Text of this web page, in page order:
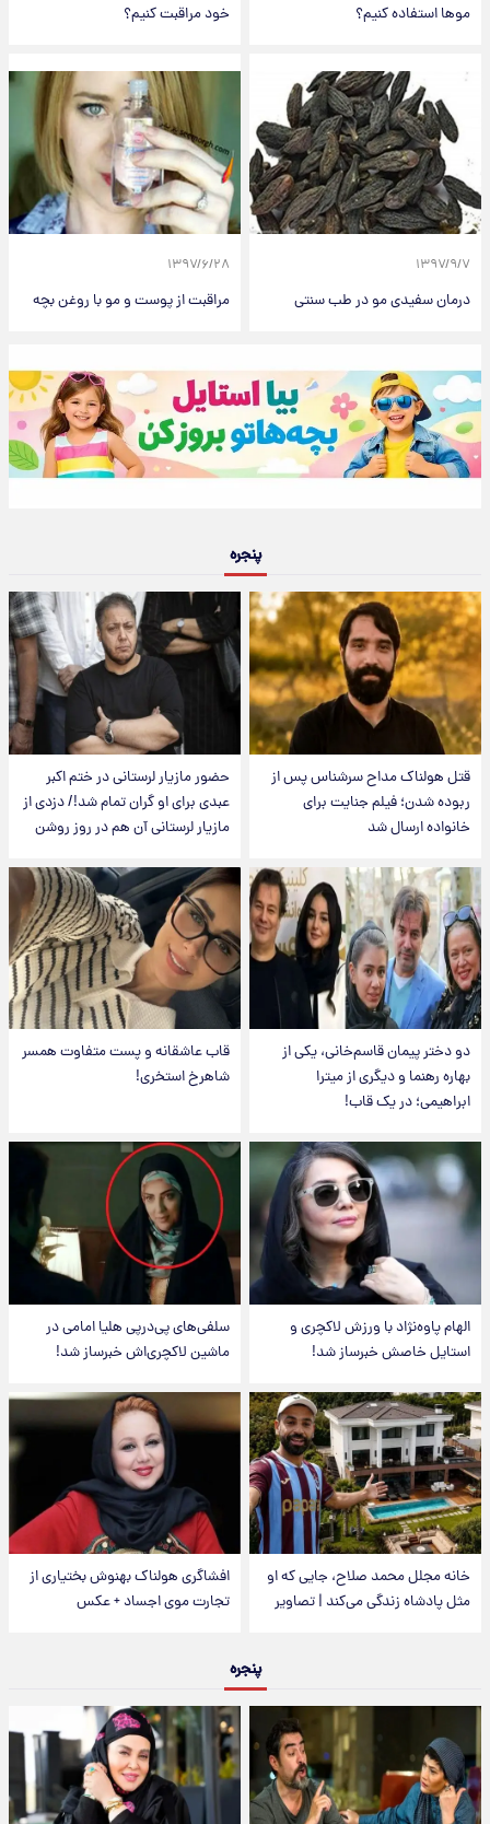
مو‌ها استفاده کنیم؟
خود مراقبت کنیم؟
۱۳۹۷/۹/۷
درمان سفیدی مو در طب سنتی
۱۳۹۷/۶/۲۸
مراقبت از پوست و مو با روغن بچه
پنجره
قتل هولناک مداح سرشناس پس از
ربوده شدن؛ فیلم جنایت برای
خانواده ارسال شد
حضور مازیار لرستانی در ختم اکبر
عبدی برای او گران تمام شد!/ دزدی از
مازیار لرستانی آن هم در روز روشن
دو دختر پیمان قاسم‌خانی، یکی از
بهاره رهنما و دیگری از میترا
ابراهیمی؛ در یک قاب!
قاب عاشقانه و پست متفاوت همسر
شاهرخ استخری!
الهام پاوه‌نژاد با ورزش لاکچری و
استایل خاصش خبرساز شد!
سلفی‌های پی‌درپی هلیا امامی در
ماشین لاکچری‌اش خبرساز شد!
خانه مجلل محمد صلاح، جایی که او
مثل پادشاه زندگی می‌کند | تصاویر
افشاگری هولناک بهنوش بختیاری از
تجارت موی اجساد + عکس
پنجره